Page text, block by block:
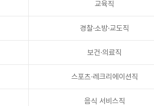
교육직
경찰·소방·교도직
보건·의료직
스포츠·레크리에이션직
음식 서비스직